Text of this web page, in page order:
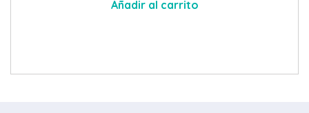
Añadir al carrito